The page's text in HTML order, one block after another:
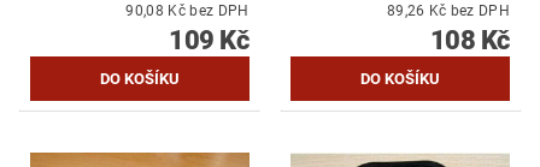
90,08 Kč bez DPH
109 Kč
89,26 Kč bez DPH
108 Kč